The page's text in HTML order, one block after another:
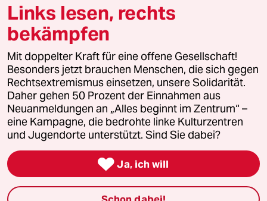
© 2026 taz Verlags und Vertriebs GmbH
Alle Rechte vorbehalten. Bei rechtlichen Fragen oder für Genehmigungen
wenden Sie sich bitte an
lizenzen@taz.de
Feedback Redaktionsstatut Kommune-Richtlinien
Leitlinie Informant Datenschutz Impressum AGB
Seitenwende Einwilligungen widerrufen (Ads)
Links lesen, rechts
bekämpfen
Mit doppelter Kraft für eine offene Gesellschaft!
Besonders jetzt brauchen Menschen, die sich gegen
Rechtsextremismus einsetzen, unsere Solidarität.
Daher gehen 50 Prozent der Einnahmen aus
Neuanmeldungen an „Alles beginnt im Zentrum“ –
eine Kampagne, die bedrohte linke Kulturzentren
und Jugendorte unterstützt. Sind Sie dabei?
 Ja, ich will